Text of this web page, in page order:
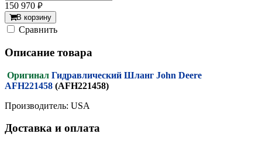
150 970 руб.
В корзину
Cравнить
Описание товара
Оригинал Гидравлический Шланг John Deere
AFH221458 (AFH221458)
Производитель: USA
Доставка и оплата